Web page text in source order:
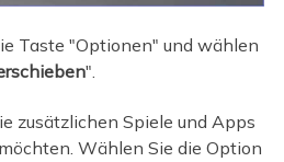
Taste "Optionen" und wählen
".
zusätzlichen Spiele und Apps
Wählen Sie die Option